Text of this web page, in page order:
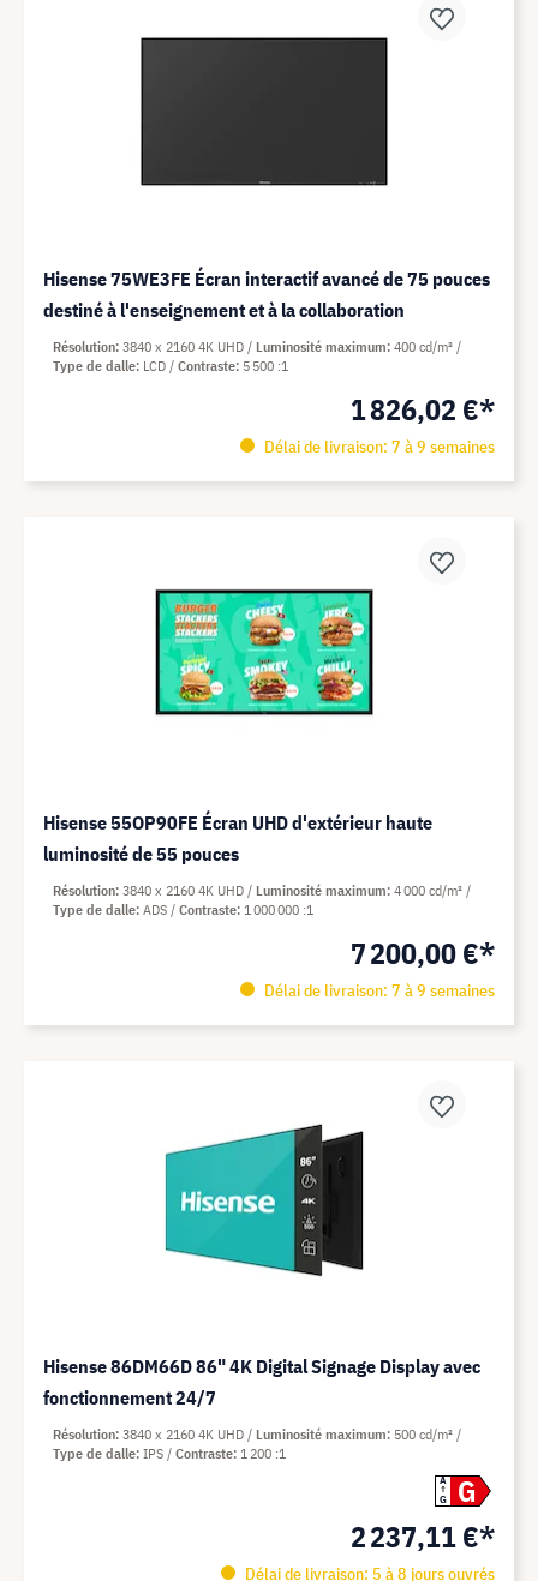
Hisense 75WE3FE Écran interactif avancé de 75 pouces
destiné à l'enseignement et à la collaboration
1 826,02 €*
Délai de livraison: 7 à 9 semaines
Résolution 3840 x 2160 4K UHD Luminosité maximum 400 cd/m²
Type de dalle LCD Contraste 5 500 :1
Hisense 55OP90FE Écran UHD d'extérieur haute
luminosité de 55 pouces
7 200,00 €*
Délai de livraison: 7 à 9 semaines
Résolution 3840 x 2160 4K UHD Luminosité maximum 4 000 cd/m²
Type de dalle ADS Contraste 1 000 000 :1
Hisense 86DM66D 86" 4K Digital Signage Display avec
fonctionnement 24/7
A
G
G
2 237,11 €*
Délai de livraison: 5 à 8 jours ouvrés
Résolution 3840 x 2160 4K UHD Luminosité maximum 500 cd/m²
Type de dalle IPS Contraste 1 200 :1